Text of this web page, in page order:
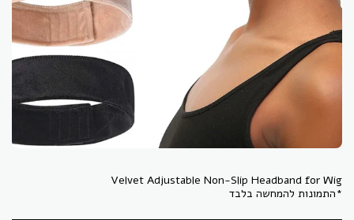
*התמונות להמחשה בלבד